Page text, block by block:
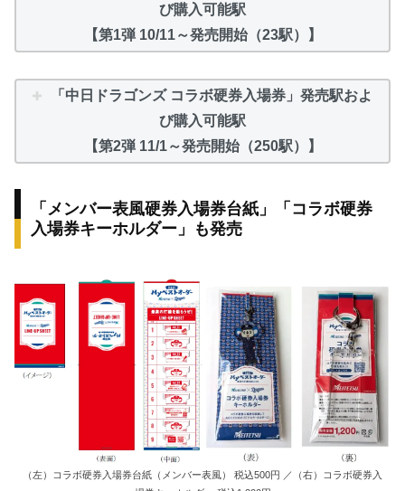
び購入可能駅
【第1弾 10/11～発売開始（23駅）】
「中日ドラゴンズ コラボ硬券入場券」発売駅およ
び購入可能駅
【第2弾 11/1～発売開始（250駅）】
「メンバー表風硬券入場券台紙」「コラボ硬券
入場券キーホルダー」も発売
（左）コラボ硬券入場券台紙（メンバー表風） 税込500円 ／（右）コラボ硬券入